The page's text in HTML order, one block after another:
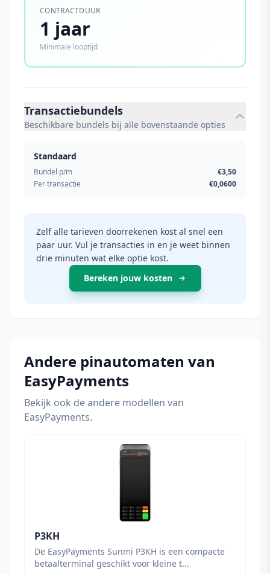
CONTRACTDUUR
1 jaar
Minimale looptijd
Transactiebundels
Beschikbare bundels bij alle bovenstaande opties
Standaard
Bundel p/m
€3,50
Per transactie
€0,0600
Zelf alle tarieven doorrekenen kost al snel een
paar uur. Vul je transacties in en je weet binnen
drie minuten wat elke optie kost.
Bereken jouw kosten
Andere pinautomaten van
EasyPayments
Bekijk ook de andere modellen van
EasyPayments.
P3KH
De EasyPayments Sunmi P3KH is een compacte
betaalterminal geschikt voor kleine t...